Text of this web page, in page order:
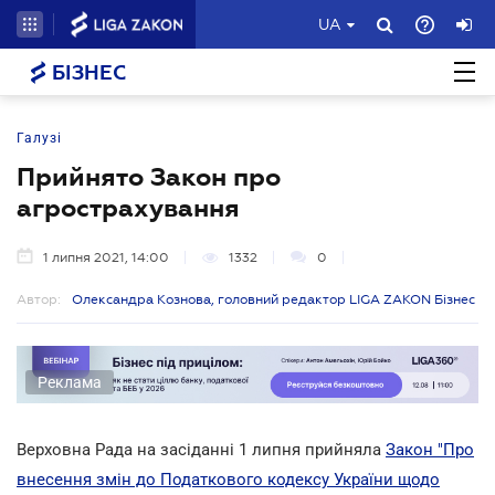
UA
БІЗНЕС
Галузі
Прийнято Закон про
агрострахування
1 липня 2021, 14:00 1332 0
Автор: Олександра Кознова, головний редактор LIGA ZAKON Бізнес
Реклама
Верховна Рада на засіданні 1 липня прийняла Закон "Про
внесення змін до Податкового кодексу України щодо